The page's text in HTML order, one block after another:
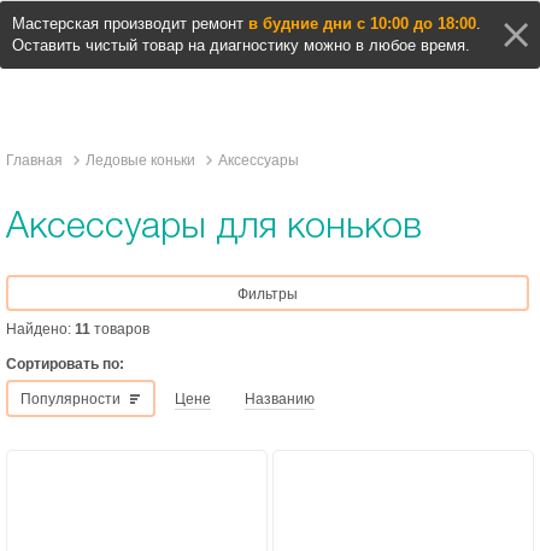
Мастерская производит ремонт в будние дни с 10:00 до 18:00.
Оставить чистый товар на диагностику можно в любое время.
Главная Ледовые коньки Аксессуары
Аксессуары для коньков
Фильтры
Сортировать по:
Популярности Цене Названию
Найдено: 11 товаров